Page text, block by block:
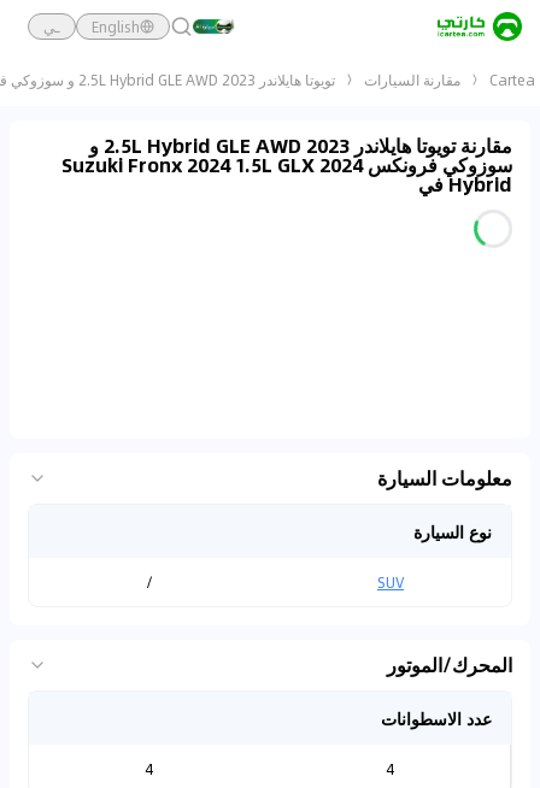
English ـي
Cartea مقارنة السيارات تويوتا هايلاندر 2023 2.5L Hybrid GLE AWD و سوزوكي فرونكس 2024 Suzuki Fronx 2024 1.5L GLX Hybrid
مقارنة تويوتا هايلاندر 2023 2.5L Hybrid GLE AWD و
سوزوكي فرونكس 2024 Suzuki Fronx 2024 1.5L GLX
Hybrid في
معلومات السيارة
نوع السيارة
SUV
/
المحرك/الموتور
عدد الاسطوانات
4
4